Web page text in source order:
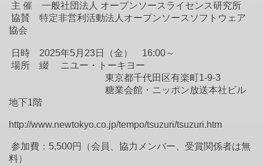
主 催 一般社団法人 オープンソースライセンス研究所
協賛 特定非営利活動法人オープンソースソフトウェア
協会
日時 2025年5月23日（金） 16:00～
場所 綴 ニユー・トーキヨー
東京都千代田区有楽町1-9-3
糖業会館・ニッポン放送本社ビル
地下1階
http://www.newtokyo.co.jp/tempo/tsuzuri/tsuzuri.htm
参加費：5,500円（会員、協力メンバー、受賞関係者は無
料）